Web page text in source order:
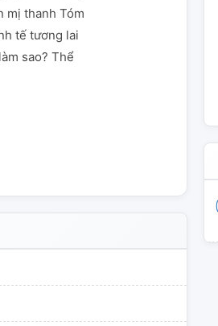
mị thanh Tóm
tế tương lai
sao? Thể